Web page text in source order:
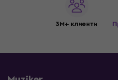
3M+ клиенти